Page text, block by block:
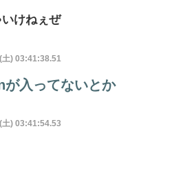
けねぇぜ
) 03:41:38.51
入ってないとか
) 03:41:54.53